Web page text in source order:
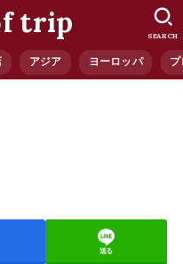
trip
アジア ヨーロッパ プ
SEARCH
送る